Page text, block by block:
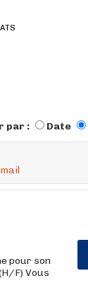
par : Date
pour son
F) Vous